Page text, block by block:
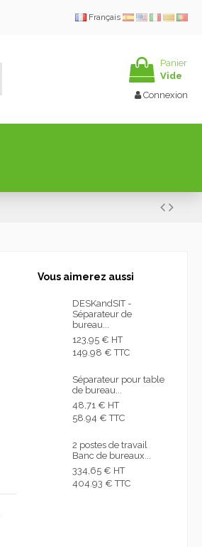
Français
Panier
Vide
Connexion
Vous aimerez aussi
DESKandSIT -
Séparateur de
bureau...
123,95 € HT
149.98 € TTC
Séparateur pour table
de bureau...
48,71 € HT
58.94 € TTC
2 postes de travail
Banc de bureaux...
334,65 € HT
404.93 € TTC